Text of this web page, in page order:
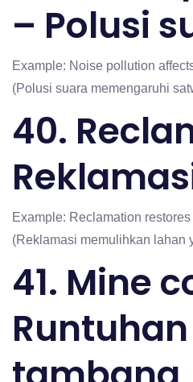
– Polusi
Example: Noise pollution
(Polusi suara memengaruhi
40.
Example: Reclamation
(Reklamasi memulihkan lahan
41. Mine
Runtuhan